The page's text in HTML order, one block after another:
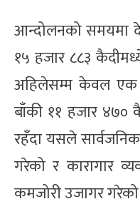
आन्दोलनको समयमा
१५ हजार ८८३
अहिलेसम्म केवल एक
बाँकी ११ हजार ४७०
रहँदा यसले
गरेको र कारागार
कमजोरी उजागर